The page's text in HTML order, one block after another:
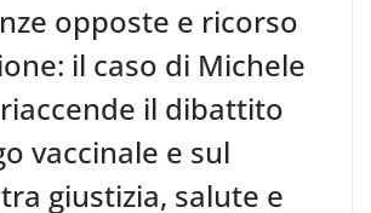
opposte e ricorso
il caso di Michele
il dibattito
vaccinale e sul
giustizia, salute e